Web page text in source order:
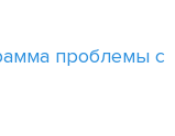
проблемы с